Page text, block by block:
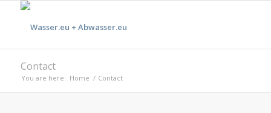
Contact
You are here: Home / Contact